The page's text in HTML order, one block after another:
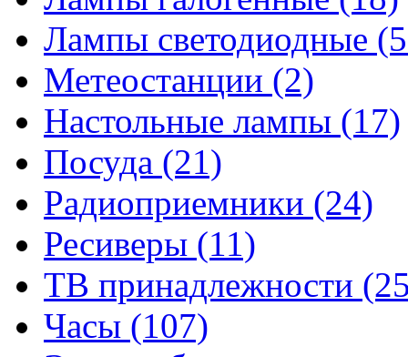
Лампы светодиодные
Метеостанции (2)
Настольные лампы (17)
Посуда (21)
Радиоприемники (24)
Ресиверы (11)
ТВ принадлежности
Часы (107)